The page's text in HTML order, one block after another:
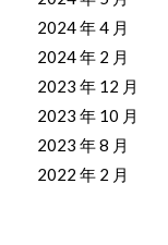
2024 年 4 月
2024 年 2 月
2023 年 12 月
2023 年 10 月
2023 年 8 月
2022 年 2 月